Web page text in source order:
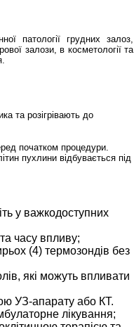
патології грудних залоз,
залози, в косметології та
та розігрівають до
початком процедури.
пухлини відбувається під
у важкодоступних
часу впливу;
(4) термозондів без
які можуть впливати
УЗ‑апарату або КТ.
лікування;